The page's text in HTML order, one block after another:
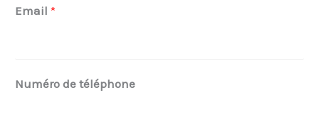
t
p
Email *
Numéro de téléphone